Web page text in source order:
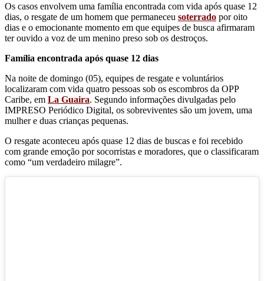
Os casos envolvem uma família encontrada com vida após quase 12
dias, o resgate de um homem que permaneceu soterrado por oito
dias e o emocionante momento em que equipes de busca afirmaram
ter ouvido a voz de um menino preso sob os destroços.
Família encontrada após quase 12 dias
Na noite de domingo (05), equipes de resgate e voluntários
localizaram com vida quatro pessoas sob os escombros da OPP
Caribe, em La Guaira. Segundo informações divulgadas pelo
IMPRESO Periódico Digital, os sobreviventes são um jovem, uma
mulher e duas crianças pequenas.
O resgate aconteceu após quase 12 dias de buscas e foi recebido
com grande emoção por socorristas e moradores, que o classificaram
como “um verdadeiro milagre”.